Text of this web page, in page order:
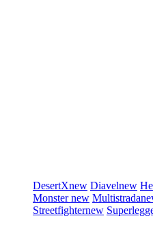
DesertXnew Diavelnew
Monsternew Multistrada
Streetfighternew